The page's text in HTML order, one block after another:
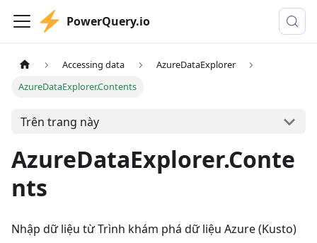
PowerQuery.io
Accessing data
AzureDataExplorer
AzureDataExplorer.Contents
Trên trang này
AzureDataExplorer.Conte
nts
Nhập dữ liệu từ Trình khám phá dữ liệu Azure (Kusto)